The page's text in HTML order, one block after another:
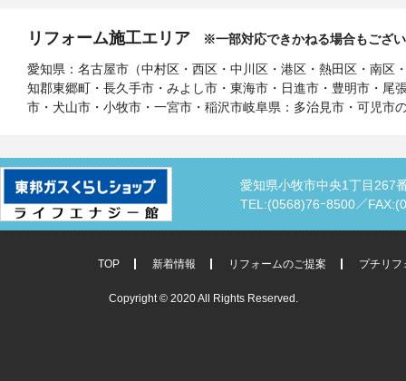
リフォーム施工エリア ※一部対応できかねる場合もござ
愛知県：名古屋市（中村区・西区・中川区・港区・熱田区・南
知郡東郷町・長久手市・みよし市・東海市・日進市・豊明市・
市・犬山市・小牧市・一宮市・稲沢市岐阜県：多治見市・可児市
愛知県小牧市中央1丁目267
TEL:(0568)76ｰ8500／
TOP 新着情報 リフォームのご提案 プチリフ
Copyright © 2020 All Rights Reserved.